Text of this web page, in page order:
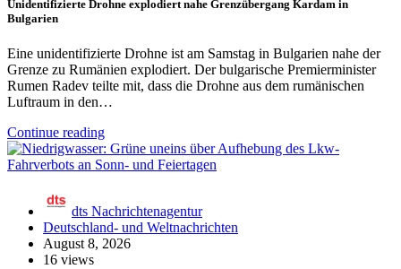
Unidentifizierte Drohne explodiert nahe Grenzübergang Kardam in
Bulgarien
Eine unidentifizierte Drohne ist am Samstag in Bulgarien nahe der
Grenze zu Rumänien explodiert. Der bulgarische Premierminister
Rumen Radev teilte mit, dass die Drohne aus dem rumänischen
Luftraum in den…
Continue reading
dts Nachrichtenagentur
Deutschland- und Weltnachrichten
August 8, 2026
16 views